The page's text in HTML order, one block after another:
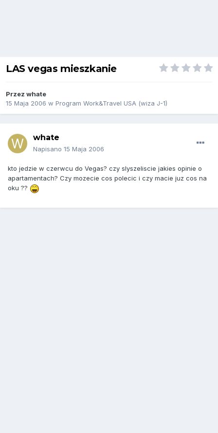
LAS vegas mieszkanie
Przez whate
15 Maja 2006 w Program Work&Travel USA (wiza J-1)
whate
Napisano 15 Maja 2006
kto jedzie w czerwcu do Vegas? czy slyszeliscie jakies opinie o
apartamentach? Czy mozecie cos polecic i czy macie juz cos na
oku ??